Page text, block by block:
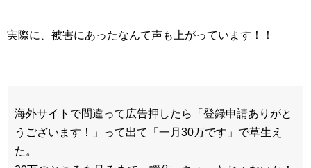
実際に、被害にあったなんて声も上がっています！！
海外サイトで間違って広告押したら「登録申請ありがと
うございます！」って出て「一月30万です」で草生え
た。